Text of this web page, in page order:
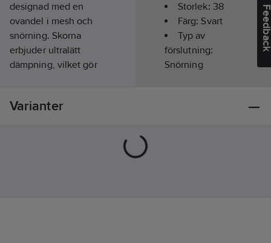
designad med en
ovandel i mesh och
snörning. Skorna
erbjuder ultralätt
dämpning, vilket gör
stå i många timmar.
Storlek: 38
Färg:Svart
Typ av
förslutning:
Snörning
Varianter